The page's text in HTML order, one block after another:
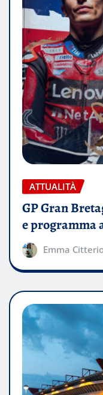
ATTUALITÀ
GP Gran
e programma
Emma